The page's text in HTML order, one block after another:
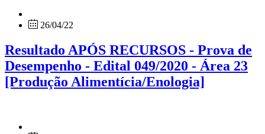
26/04/22
Resultado APÓS RECURSOS - Prova de
Desempenho - Edital 049/2020 - Área 23
[Produção Alimentícia/Enologia]